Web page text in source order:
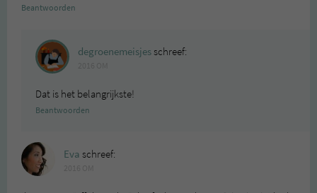
Beantwoorden
degroenemeisjesschreef:
Dat is het belangrijkste!
Beantwoorden
Eva schreef: